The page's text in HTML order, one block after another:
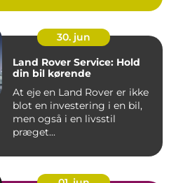
30. jun
Land Rover Service: Hold
din bil kørende
At eje en Land Rover er ikke
blot en investering i en bil,
men også i en livsstil
præget...